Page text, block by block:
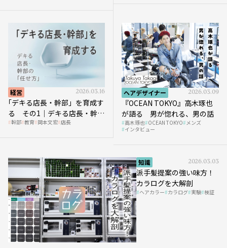
経営 2026.03.16
｢デキる店長・幹部」を育成す
る その1｜デキる店長・幹部
の「任せ方」
幹部 教育 岡本文宏 店長
ヘアデザイナー 2026.03.09
『OCEAN TOKYO』高木琢也
が語る 男が惚れる、男の話
高木琢也 OCEAN TOKYO メンズ
インタビュー
知識 2026.03.03
派手髪提案の強い味方！
カラログを大解剖
ヘアカラー カラログ 実験 検証